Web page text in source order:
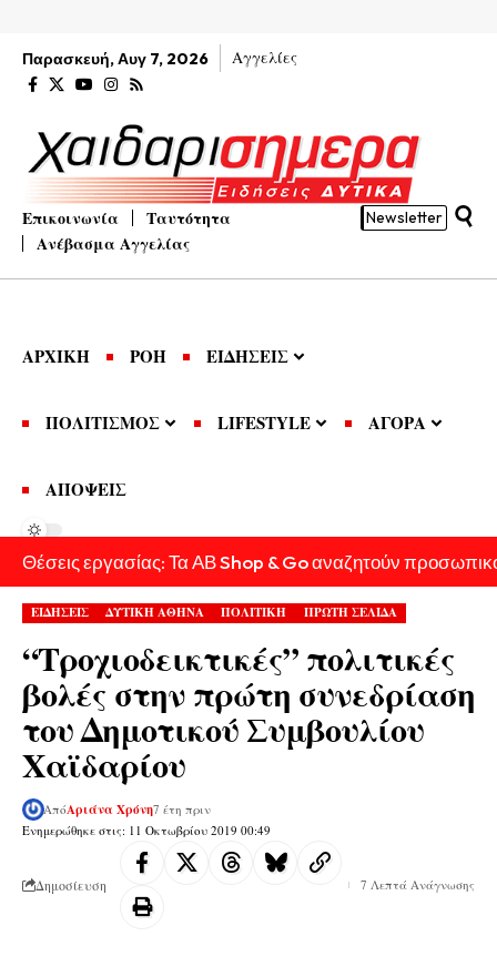
Παρασκευή, Αυγ 7, 2026 Αγγελίες
Επικοινωνία
Ταυτότητα
Ανέβασμα Αγγελίας
Newsletter
ΑΡΧΙΚΗ ΡΟΗ ΕΙΔΗΣΕΙΣ
ΠΟΛΙΤΙΣΜΟΣ LIFESTYLE ΑΓΟΡΑ
ΑΠΟΨΕΙΣ
Θέσεις εργασίας: Τα ΑΒ Shop & Go αναζητούν
ΕΙΔΗΣΕΙΣ ΔΥΤΙΚΗ ΑΘΗΝΑ ΠΟΛΙΤΙΚΗ ΠΡΩΤΗ ΣΕΛΙΔΑ
“Τροχιοδεικτικές” πολιτικές
βολές στην πρώτη συνεδρίαση
του Δημοτικού Συμβουλίου
Χαϊδαρίου
Ενημερώθηκε στις: 11 Οκτωβρίου 2019 00:49
ΑπόΑριάνα Χρόνη7 έτη πριν
Δημοσίευση 7 Λεπτά Ανάγνωσης